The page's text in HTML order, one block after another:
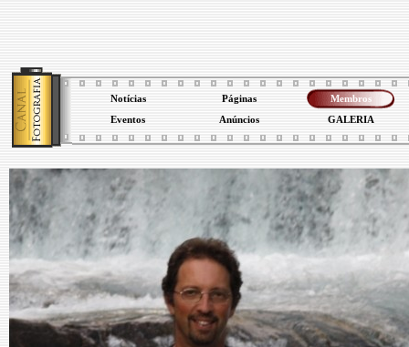
Notícias Páginas Membros
Eventos Anúncios GALERIA